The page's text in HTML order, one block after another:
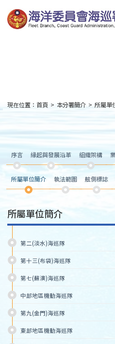
到
主
要
:::
現在位置： 首頁 > 本分署簡介 > 所屬單
序言 緣起與發展沿革 組織架構
所屬單位簡介 執法範圍 舷側標誌
所屬單位簡介
第二(淡水)海巡隊
第十三(布袋)海巡隊
第七(蘇澳)海巡隊
中部地區機動海巡隊
第九(金門)海巡隊
東部地區機動海巡隊